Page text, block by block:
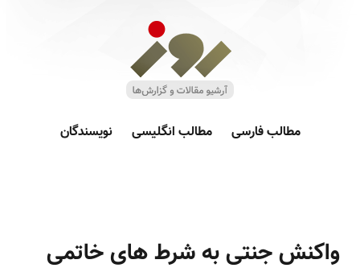
مطالب فارسی مطالب انگلیسی نویسندگان
واکنش جنتی به شرط های خاتمی